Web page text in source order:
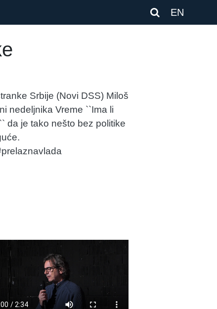
EN
Srbije (Novi DSS) Miloš
nedeljnika Vreme ``Ima li
da je tako nešto bez politike